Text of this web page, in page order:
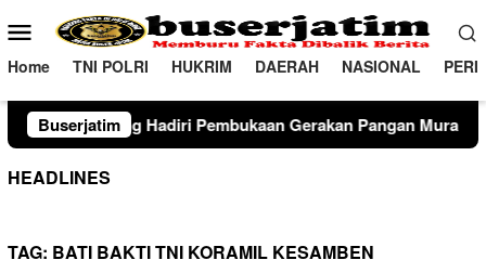
ke
konten
Menu
Mobile
Home TNI POLRI HUKRIM DAERAH NASIONAL
Buserjatim
Pembukaan Gerakan Pangan Murah dan Produk Unggulan
HEADLINES
TAG: BATI BAKTI TNI KORAMIL KESAMBEN